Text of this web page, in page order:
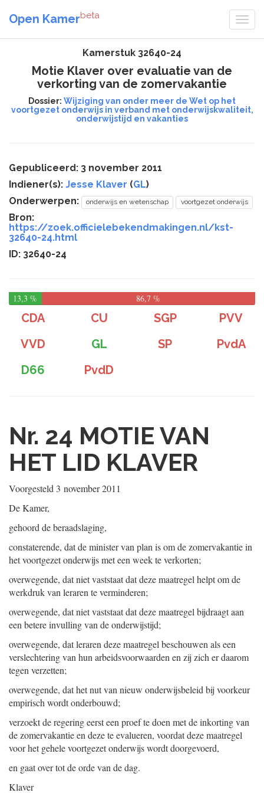
Open Kamerbeta
Kamerstuk 32640-24
Motie Klaver over evaluatie van de
verkorting van de zomervakantie
Dossier: Wijziging van onder meer de Wet op het
voortgezet onderwijs in verband met onderwijskwaliteit,
onderwijstijd en vakanties
Gepubliceerd: 3 november 2011
Indiener(s): Jesse Klaver (GL)
Onderwerpen:
onderwijs en wetenschap voortgezet onderwijs
Bron:
https://zoek.officielebekendmakingen.nl/kst-
32640-24.html
ID: 32640-24
13,3 % 86,7 %
CDA CU SGP
PVV
VVD
GL SP
PvdA
D66
PvdD
Nr. 24 MOTIE VAN
HET LID KLAVER
Voorgesteld 3 november 2011
De Kamer,
gehoord de beraadslaging,
constaterende, dat de minister van plan is om de zomervakantie in
het voortgezet onderwijs met een week te verkorten;
overwegende, dat niet vaststaat dat deze maatregel helpt om de
werkdruk van leraren te verminderen;
overwegende, dat niet vaststaat dat deze maatregel bijdraagt aan
een betere invulling van de onderwijstijd;
overwegende, dat leraren deze maatregel beschouwen als een
verslechtering van hun arbeidsvoorwaarden en zij zich er daarom
tegen verzetten;
overwegende, dat het nut van nieuw onderwijsbeleid bij voorkeur
empirisch wordt onderbouwd;
verzoekt de regering eerst een proef te doen met de inkorting van
de zomervakantie en deze te evalueren, voordat deze maatregel
voor het gehele voortgezet onderwijs wordt doorgevoerd,
en gaat over tot de orde van de dag.
Klaver